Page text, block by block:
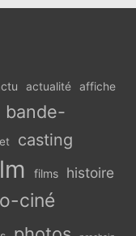
actualité affiche
bande-
casting
films histoire
ciné